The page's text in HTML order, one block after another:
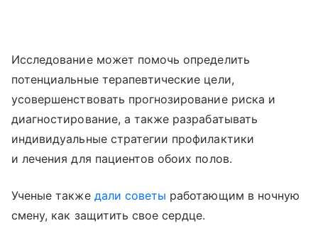
Исследование может помочь определить
потенциальные терапевтические цели,
усовершенствовать прогнозирование риска и
диагностирование, а также разрабатывать
индивидуальные стратегии профилактики
и лечения для пациентов обоих полов.
Ученые также дали советы работающим в ночную
смену, как защитить свое сердце.